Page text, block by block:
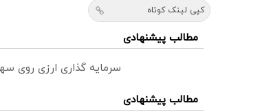
کپی لینک کوتاه
مطالب پیشنهادی
سرمایه گذاری ارزی روی
مطالب پیشنهادی